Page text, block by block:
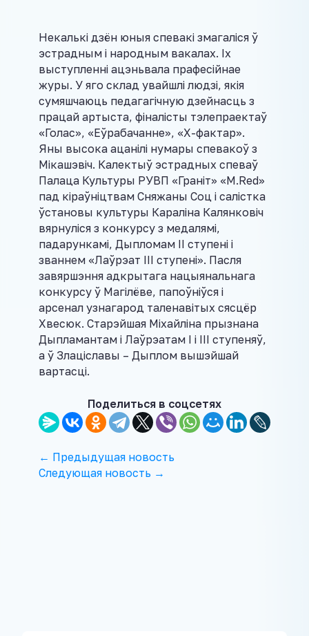
Некалькі дзён юныя спевакі змагаліся ў
эстрадным і народным вакалах. Іх
выступленні ацэньвала прафесійнае
журы. У яго склад увайшлі людзі, якія
сумяшчаюць педагагічную дзейнасць з
працай артыста, фіналісты тэлепраектаў
«Голас», «Еўрабачанне», «Х-фактар».
Яны высока ацанілі нумары спевакоў з
Мікашэвіч. Калектыў эстрадных спеваў
Палаца Культуры РУВП «Граніт» «М.Red»
пад кіраўніцтвам Сняжаны Соц і салістка
ўстановы культуры Караліна Калянковіч
вярнуліся з конкурсу з медалямі,
падарункамі, Дыпломам ІІ ступені і
званнем «Лаўрэат ІІІ ступені». Пасля
завяршэння адкрытага нацыянальнага
конкурсу ў Магілёве, папоўніўся і
арсенал узнагарод таленавітых сясцёр
Хвесюк. Старэйшая Міхайліна прызнана
Дыпламантам і Лаўрэатам І і ІІІ ступеняў,
а ў Злаціславы – Дыплом вышэйшай
вартасці.
Поделиться в соцсетях
← Предыдущая новость
Следующая новость →